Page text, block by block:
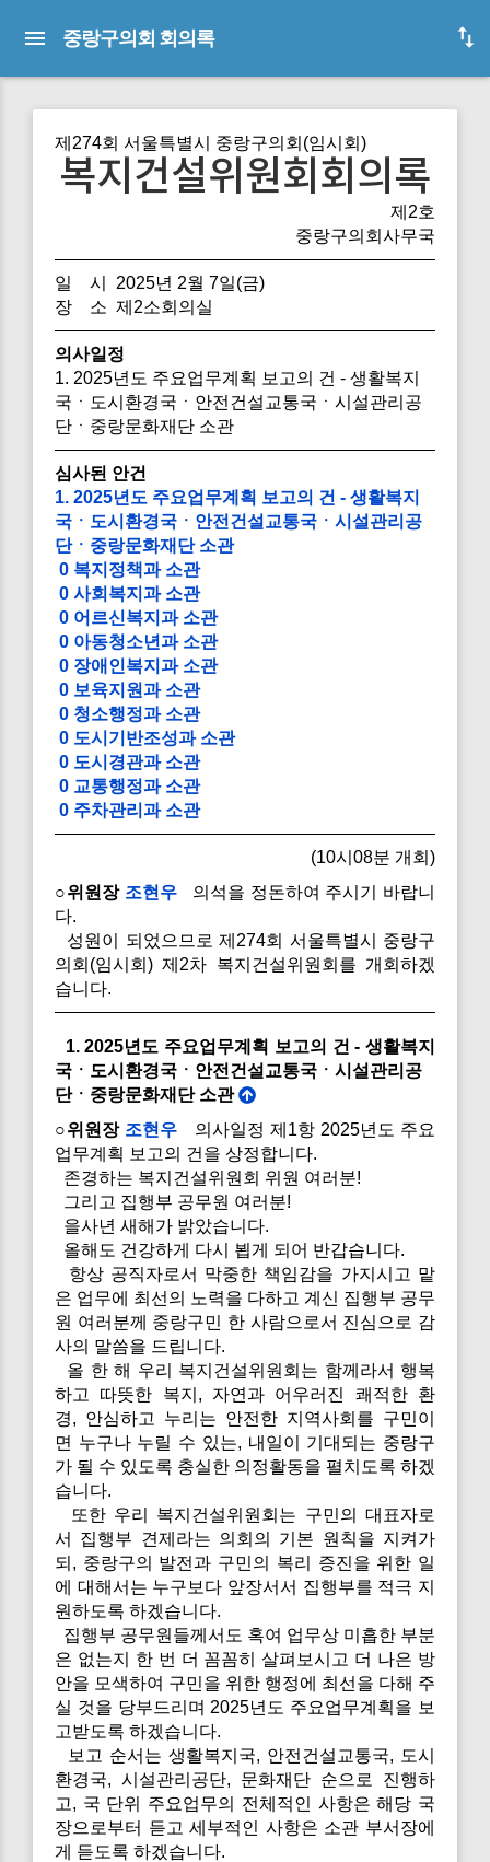
중랑구의회 회의록
제274회 서울특별시 중랑구의회(임시회)
복지건설위원회회의록
제2호
중랑구의회사무국
일 시 2025년 2월 7일(금)
장 소 제2소회의실
의사일정
1. 2025년도 주요업무계획 보고의 건 - 생활복지
국ㆍ도시환경국ㆍ안전건설교통국ㆍ시설관리공
단ㆍ중랑문화재단 소관
심사된 안건
1. 2025년도 주요업무계획 보고의 건 - 생활복지
국ㆍ도시환경국ㆍ안전건설교통국ㆍ시설관리공
단ㆍ중랑문화재단 소관
0 복지정책과 소관
0 사회복지과 소관
0 어르신복지과 소관
0 아동청소년과 소관
0 장애인복지과 소관
0 보육지원과 소관
0 청소행정과 소관
0 도시기반조성과 소관
0 도시경관과 소관
0 교통행정과 소관
0 주차관리과 소관
(10시08분 개회)
○위원장 조현우의석을 정돈하여 주시기 바랍니
다.
성원이 되었으므로 제274회 서울특별시 중랑구
의회(임시회) 제2차 복지건설위원회를 개회하겠
습니다.
1. 2025년도 주요업무계획 보고의 건 - 생활복지
국ㆍ도시환경국ㆍ안전건설교통국ㆍ시설관리공
단ㆍ중랑문화재단 소관
○위원장 조현우 의사일정 제1항 2025년도 주요
업무계획 보고의 건을 상정합니다.
존경하는 복지건설위원회 위원 여러분!
그리고 집행부 공무원 여러분!
을사년 새해가 밝았습니다.
올해도 건강하게 다시 뵙게 되어 반갑습니다.
항상 공직자로서 막중한 책임감을 가지시고 맡
은 업무에 최선의 노력을 다하고 계신 집행부 공무
원 여러분께 중랑구민 한 사람으로서 진심으로 감
사의 말씀을 드립니다.
올 한 해 우리 복지건설위원회는 함께라서 행복
하고 따뜻한 복지, 자연과 어우러진 쾌적한 환
경, 안심하고 누리는 안전한 지역사회를 구민이
면 누구나 누릴 수 있는, 내일이 기대되는 중랑구
가 될 수 있도록 충실한 의정활동을 펼치도록 하겠
습니다.
또한 우리 복지건설위원회는 구민의 대표자로
서 집행부 견제라는 의회의 기본 원칙을 지켜가
되, 중랑구의 발전과 구민의 복리 증진을 위한 일
에 대해서는 누구보다 앞장서서 집행부를 적극 지
원하도록 하겠습니다.
집행부 공무원들께서도 혹여 업무상 미흡한 부분
은 없는지 한 번 더 꼼꼼히 살펴보시고 더 나은 방
안을 모색하여 구민을 위한 행정에 최선을 다해 주
실 것을 당부드리며 2025년도 주요업무계획을 보
고받도록 하겠습니다.
보고 순서는 생활복지국, 안전건설교통국, 도시
환경국, 시설관리공단, 문화재단 순으로 진행하
고, 국 단위 주요업무의 전체적인 사항은 해당 국
장으로부터 듣고 세부적인 사항은 소관 부서장에
게 듣도록 하겠습니다.